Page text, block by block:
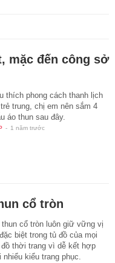
mặc đến công sở
thích phong cách thanh lịch
trung, chị em nên sắm 4
áo thun sau đây.
- 1 năm trước
cổ tròn
thun cổ tròn luôn giữ vững vị
biệt trong tủ đồ của mọi
thời trang vì dễ kết hợp
nhiểu kiểu trang phục.